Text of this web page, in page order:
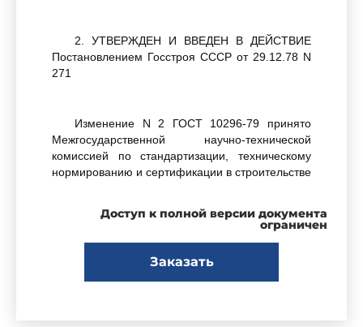
2. УТВЕРЖДЕН И ВВЕДЕН В ДЕЙСТВИЕ
Постановлением Госстроя СССР от 29.12.78 N
271
Изменение N 2 ГОСТ 10296-79 принято
Межгосударственной научно-технической
комиссией по стандартизации, техническому
нормированию и сертификации в строительстве
За принятие изменения проголосовали:
Доступ к полной версии документа
ограничен
Заказать